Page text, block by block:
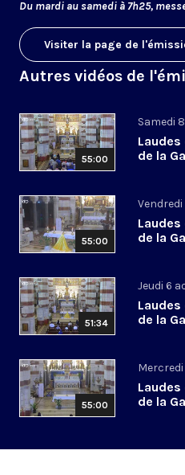
Du mardi au samedi à 7h25,
Visiter la page de
Autres vidéos de
55:00
Samedi
de la
55:00
de la
51:34
Jeudi 6
de la
55:00
de la